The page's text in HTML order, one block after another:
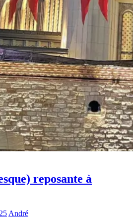
reposante à
André